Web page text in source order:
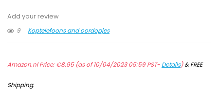
Add your review
9
Koptelefoons and oordopjes
Amazon.nl Price:€8.95(as of 10/04/2023 05:59 PST- Details)&FREE
Shipping.